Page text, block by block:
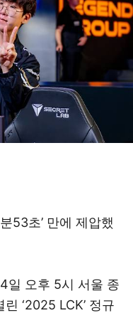
53초’ 만에 제압했
일 오후 5시 서울 종
‘2025 LCK’ 정규